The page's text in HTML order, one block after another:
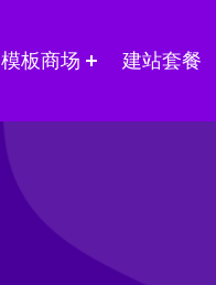
模板商场 建站套餐